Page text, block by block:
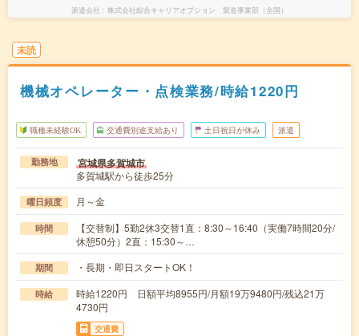
派遣会社 株式会社綜合キャリアオプション 製造事業部（全国）
未読
機械オペレーター・点検業務/時給1220円
職種未経験OK 交通費別途支給あり 土日祝日が休み 派遣
勤務地 宮城県多賀城市
多賀城駅から徒歩25分
曜日頻度 月～金
時間
【交替制】5勤2休3交替1直：8:30～16:40（実働7時間20分/
休憩50分）2直：15:30～…
期間 ・長期・即日スタートOK！
時給
時給1220円 日額平均8955円/月額19万9480円/残込21万
4730円
交通費